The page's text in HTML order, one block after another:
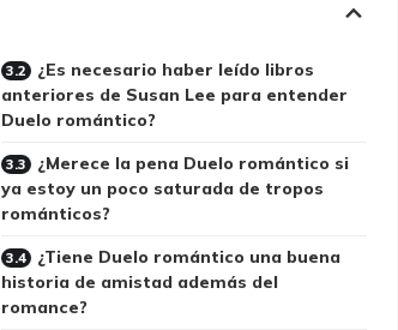
¿Es necesario haber leído libros
anteriores de Susan Lee para entender
Duelo romántico?
¿Merece la pena Duelo romántico si
ya estoy un poco saturada de tropos
románticos?
¿Tiene Duelo romántico una buena
historia de amistad además del
romance?